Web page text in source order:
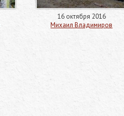
16 октября 2016
Михаил Владимиров